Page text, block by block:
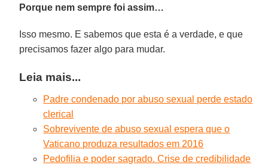
Porque nem sempre foi assim…
Isso mesmo. E sabemos que esta é a verdade, e que
precisamos fazer algo para mudar.
Leia mais...
Padre condenado por abuso sexual perde estado
clerical
Sobrevivente de abuso sexual espera que o
Vaticano produza resultados em 2016
Pedofilia e poder sagrado. Crise de credibilidade